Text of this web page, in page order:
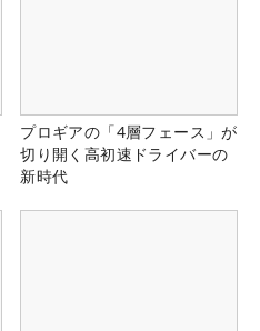
プロギアの「4層フェース」が
切り開く高初速ドライバーの
新時代